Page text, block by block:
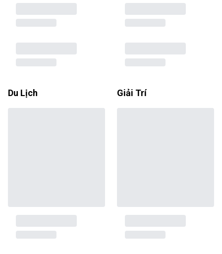
Du Lịch Giải Trí